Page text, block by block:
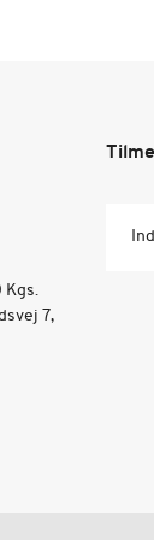
Kgs.
7,